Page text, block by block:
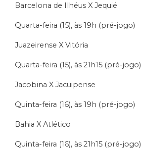
Barcelona de Ilhéus X Jequié
Quarta-feira (15), às 19h (pré-jogo)
Juazeirense X Vitória
Quarta-feira (15), às 21h15 (pré-jogo)
Jacobina X Jacuipense
Quinta-feira (16), às 19h (pré-jogo)
Bahia X Atlético
Quinta-feira (16), às 21h15 (pré-jogo)